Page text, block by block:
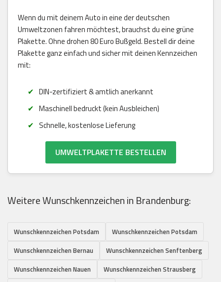
Wenn du mit deinem Auto in eine der deutschen
Umweltzonen fahren möchtest, brauchst du eine grüne
Plakette. Ohne drohen 80 Euro Bußgeld. Bestell dir deine
Plakette ganz einfach und sicher mit deinen Kennzeichen
mit:
DIN-zertifiziert & amtlich anerkannt
Maschinell bedruckt (kein Ausbleichen)
Schnelle, kostenlose Lieferung
UMWELTPLAKETTE BESTELLEN
Weitere Wunschkennzeichen in Brandenburg:
Wunschkennzeichen Potsdam
Wunschkennzeichen Potsdam
Wunschkennzeichen Bernau
Wunschkennzeichen Senftenberg
Wunschkennzeichen Nauen
Wunschkennzeichen Strausberg